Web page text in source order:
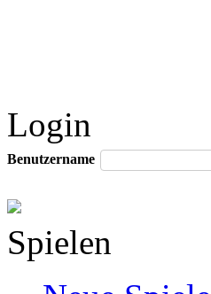
Login
Benutzername
Spielen